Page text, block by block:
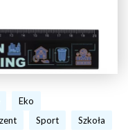
Eko
Sport Szkoła